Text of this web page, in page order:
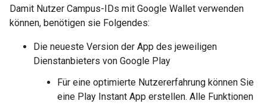
Damit Nutzer Campus-IDs mit Google Wallet verwenden
können, benötigen sie Folgendes:
Die neueste Version der App des jeweiligen
Dienstanbieters von Google Play
Für eine optimierte Nutzererfahrung können Sie
eine Play Instant App erstellen. Alle Funktionen